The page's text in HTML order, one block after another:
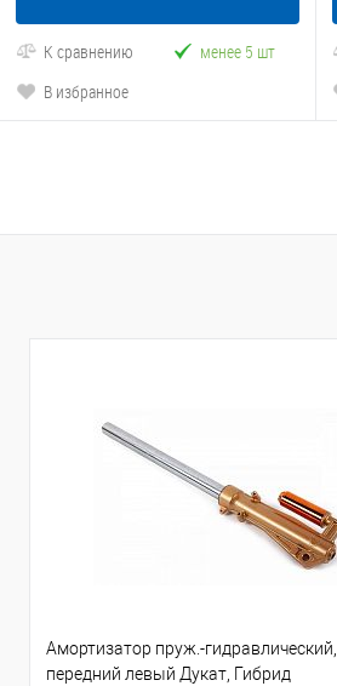
К сравнению
менее 5 шт
В избранное
Амортизатор пруж.-гидравлический,
передний левый Дукат, Гибрид